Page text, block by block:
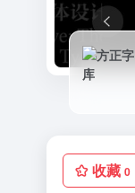
收藏 0